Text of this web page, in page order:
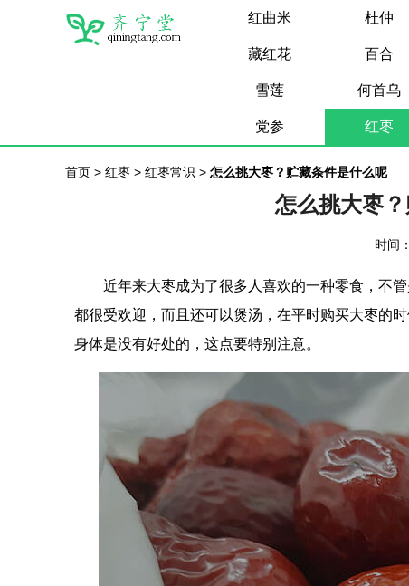
红曲米 杜仲
藏红花 百合
雪莲 何首乌
党参 红枣
首页 > 红枣 > 红枣常识 > 怎么挑大枣？贮藏条件是什么呢
怎么挑大枣
时间
近年来大枣成为了很多人喜欢的一种零食，不
都很受欢迎，而且还可以煲汤，在平时购买大枣的
身体是没有好处的，这点要特别注意。